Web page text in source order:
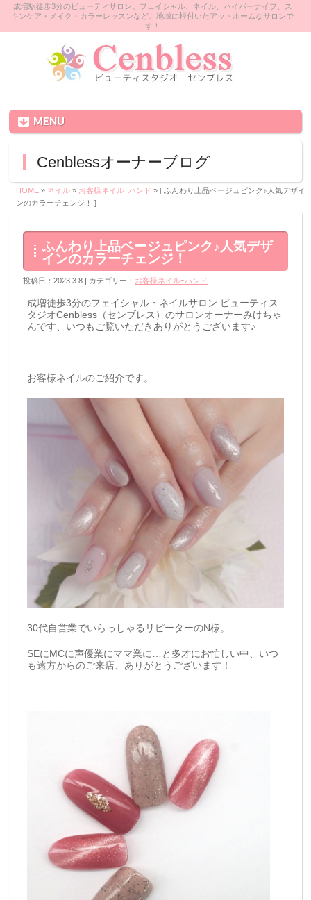
成増駅徒歩3分のビューティサロン。フェイシャル、ネイル、ハイパーナイフ、ス
キンケア・メイク・カラーレッスンなど。地域に根付いたアットホームなサロンで
す！
MENU
Cenblessオーナーブログ
HOME » ネイル » お客様ネイルｰハンド » [ ふんわり上品ベージュピンク♪人気デザイ
ンのカラーチェンジ！ ]
ふんわり上品ベージュピンク♪人気デザ
インのカラーチェンジ！
投稿日：2023.3.8 | カテゴリー： お客様ネイルｰハンド
成増徒歩3分のフェイシャル・ネイルサロン ビューティス
タジオCenbless（センブレス）のサロンオーナーみけちゃ
んです、いつもご覧いただきありがとうございます♪
お客様ネイルのご紹介です。
30代自営業でいらっしゃるリピーターのN様。
SEにMCに声優業にママ業に…と多才にお忙しい中、いつ
も遠方からのご来店、ありがとうございます！